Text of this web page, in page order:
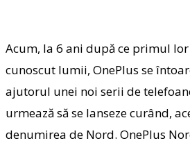
Acum, la 6 ani după ce primul
cunoscut lumii, OnePlus se
ajutorul unei noi serii de
urmează să se lanseze curând,
denumirea de Nord. OnePlus